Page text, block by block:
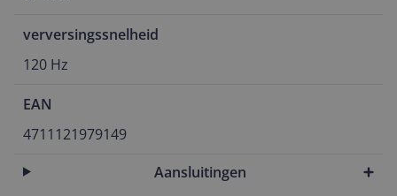
verversingssnelheid
120 Hz
EAN
4711121979149
Aansluitingen